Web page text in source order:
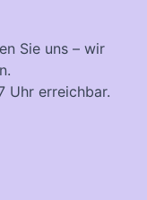
Sie uns – wir
Uhr erreichbar.